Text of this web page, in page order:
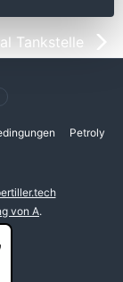
Tankstelle
Petroly
von A.